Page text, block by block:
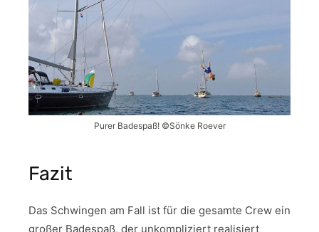
Purer Badespaß! ©Sönke Roever
Fazit
Das Schwingen am Fall ist für die gesamte Crew ein
großer Badespaß, der unkompliziert realisiert